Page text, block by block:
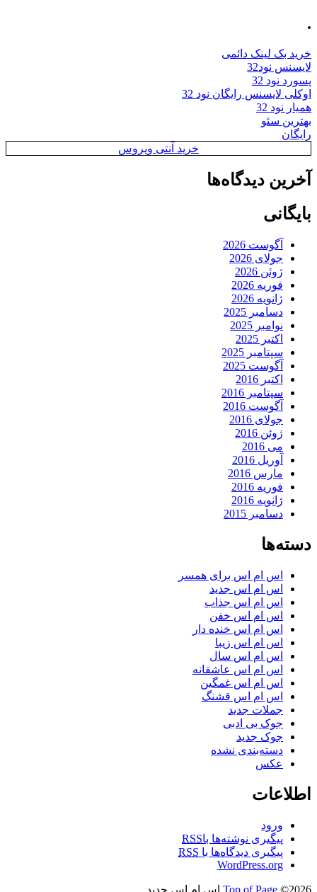
.
خرید بک لینک دائمی
لایسنس نود32
پسورد نود 32
اوکلی لایسنس رایگان نود 32
همیار نود 32
بهترین سئو
رایگان
خرید آنتی ویروس
آخرین دیدگاه‌ها
بایگانی
آگوست 2026
جولای 2026
ژوئن 2026
فوریه 2026
ژانویه 2026
دسامبر 2025
نوامبر 2025
اکتبر 2025
سپتامبر 2025
آگوست 2025
اکتبر 2016
سپتامبر 2016
آگوست 2016
جولای 2016
ژوئن 2016
می 2016
آوریل 2016
مارس 2016
فوریه 2016
ژانویه 2016
دسامبر 2015
دسته‌ها
اس ام اس برای همسر
اس ام اس جدید
اس ام اس جذاب
اس ام اس خفن
اس ام اس خنده دار
اس ام اس زیبا
اس ام اس سال
اس ام اس عاشقانه
اس ام اس غمگین
اس ام اس قشنگ
جملات جدید
جوک بی ادبی
جوک جدید
دسته‌بندی نشده
عکس
اطلاعات
ورود
پیگیری نوشته‌ها باRSS
پیگیری دیدگاه‌ها با RSS
WordPress.org
Top of Page ©2026 اس ام اس جدید